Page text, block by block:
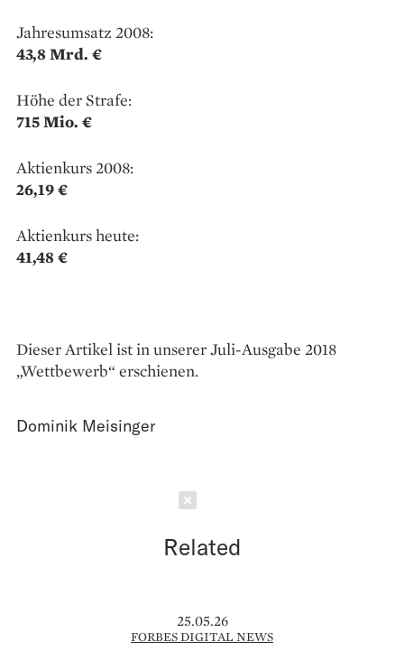
Jahresumsatz 2008:
43,8 Mrd. €
Höhe der Strafe:
715 Mio. €
Aktienkurs 2008:
26,19 €
Aktienkurs heute:
41,48 €
Dieser Artikel ist in unserer Juli-Ausgabe 2018
„Wettbewerb“ erschienen.
Dominik Meisinger
Related
25.05.26
FORBES DIGITAL NEWS